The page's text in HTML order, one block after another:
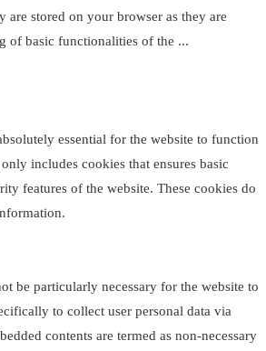
are stored on your browser as they are
of basic functionalities of the ...
essential for the website to function
includes cookies that ensures basic
features of the website. These cookies do
be particularly necessary for the website to
to collect user personal data via
contents are termed as non-necessary